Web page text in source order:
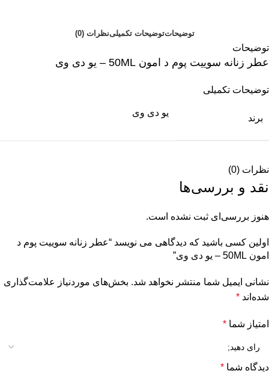
توضیحاتتوضیحات تکمیلینظرات (0)
توضیحات
عطر زنانه سوییت پوم د امون 50ML – یو دی وی
توضیحات تکمیلی
برند
یو دی وی
نظرات (0)
نقد و بررسی‌ها
هنوز بررسی‌ای ثبت نشده است.
اولین کسی باشید که دیدگاهی می نویسد “عطر زنانه سوییت پوم د
امون 50ML – یو دی وی”
نشانی ایمیل شما منتشر نخواهد شد. بخش‌های موردنیاز علامت‌گذاری
شده‌اند *
امتیاز شما *
دیدگاه شما *